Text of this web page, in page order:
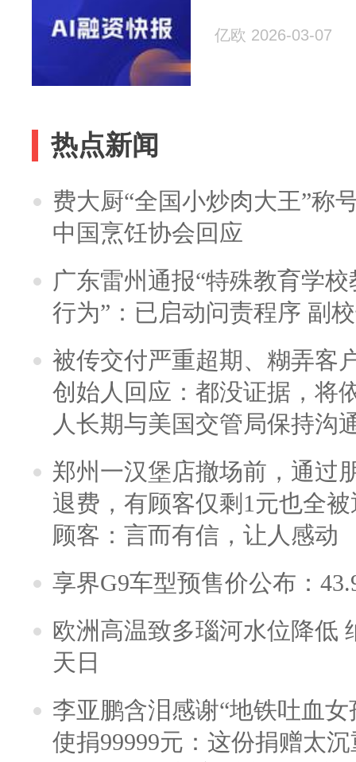
亿欧 2026-03-07
热点新闻
费大厨“全国小炒肉大王”称
中国烹饪协会回应
广东雷州通报“特殊教育学
行为”：已启动问责程序 副
被传交付严重超期、糊弄客
创始人回应：都没证据，将
人长期与美国交管局保持沟
郑州一汉堡店撤场前，通过
退费，有顾客仅剩1元也全
顾客：言而有信，让人感动
享界G9车型预售价公布：
欧洲高温致多瑙河水位降低
天日
李亚鹏含泪感谢“地铁吐血
使捐99999元：这份捐赠太